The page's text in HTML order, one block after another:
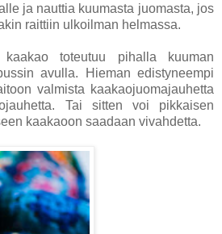
ja nauttia kuumasta juomasta, jos
raittiin ulkoilman helmassa.
kaakao toteutuu pihalla kuuman
avulla. Hieman edistyneempi
valmista kaakaojuomajauhetta
Tai sitten voi pikkaisen
kaakaoon saadaan vivahdetta.